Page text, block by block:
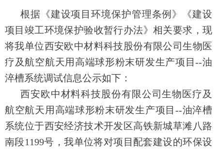
根据《建设项目环境保护管理条例》《建设
项目竣工环境保护验收暂行办法》相关要求，现
将我单位西安欧中材料科技股份有限公司生物医
疗及航空航天用高端球形粉末研发生产项目--油
淬槽系统调试信息公示如下：
西安欧中材料科技股份有限公司生物医疗及
航空航天用高端球形粉末研发生产项目--油淬槽
系统位于西安经济技术开发区高铁新城草滩八路
南段1199号，我单位将对项目配套建设的环保设